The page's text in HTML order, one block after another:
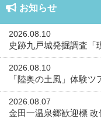
お知らせ
2026.08.10
史跡九戸城発掘調査「
2026.08.10
「陸奥の土風」体験
2026.08.07
金田一温泉郷歓迎標